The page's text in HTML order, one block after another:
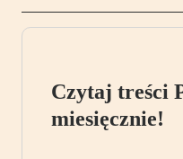
Czytaj treści
miesięcznie!